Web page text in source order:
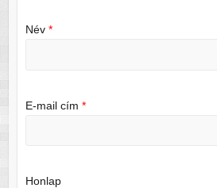
Név *
E-mail cím *
Honlap